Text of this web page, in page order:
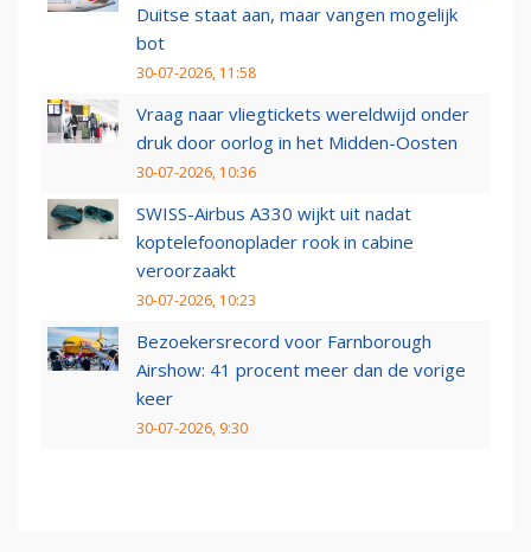
Duitse staat aan, maar vangen mogelijk
bot
30-07-2026, 11:58
Vraag naar vliegtickets wereldwijd onder
druk door oorlog in het Midden-Oosten
30-07-2026, 10:36
SWISS-Airbus A330 wijkt uit nadat
koptelefoonoplader rook in cabine
veroorzaakt
30-07-2026, 10:23
Bezoekersrecord voor Farnborough
Airshow: 41 procent meer dan de vorige
keer
30-07-2026, 9:30